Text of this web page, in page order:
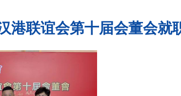
港联谊会第十届会董会就